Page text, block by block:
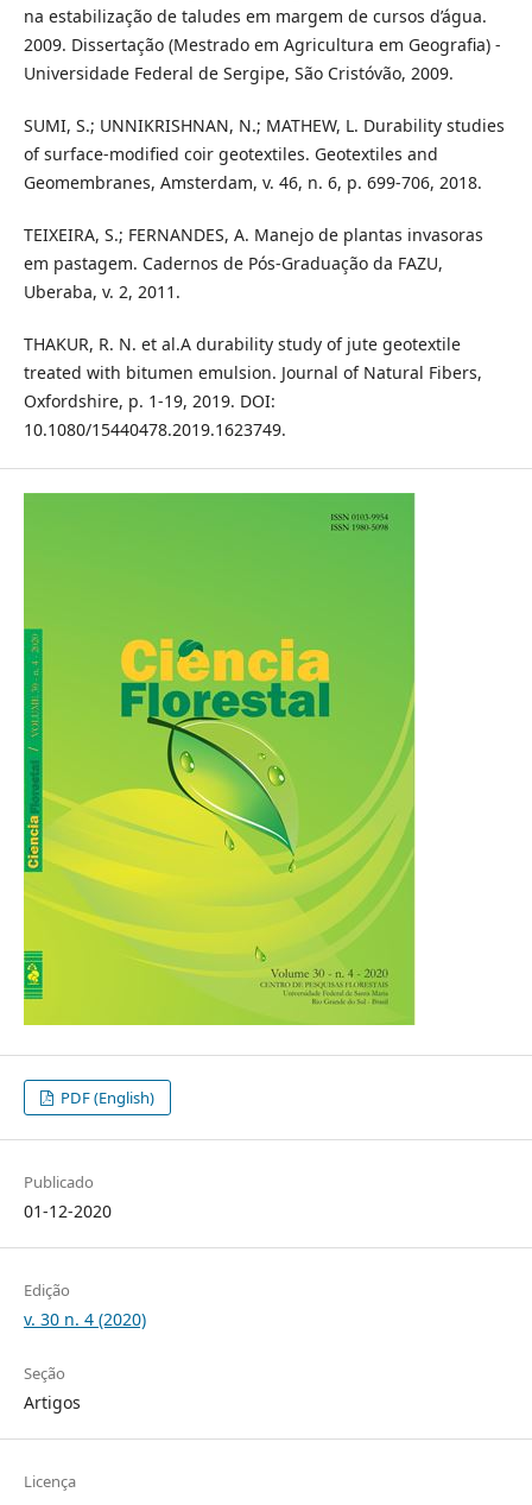
na estabilização de taludes em margem de cursos d’água.
2009. Dissertação (Mestrado em Agricultura em Geografia) -
Universidade Federal de Sergipe, São Cristóvão, 2009.
SUMI, S.; UNNIKRISHNAN, N.; MATHEW, L. Durability studies
of surface-modified coir geotextiles. Geotextiles and
Geomembranes, Amsterdam, v. 46, n. 6, p. 699-706, 2018.
TEIXEIRA, S.; FERNANDES, A. Manejo de plantas invasoras
em pastagem. Cadernos de Pós-Graduação da FAZU,
Uberaba, v. 2, 2011.
THAKUR, R. N. et al.A durability study of jute geotextile
treated with bitumen emulsion. Journal of Natural Fibers,
Oxfordshire, p. 1-19, 2019. DOI:
10.1080/15440478.2019.1623749.
PDF (English)
Publicado
01-12-2020
Edição
v. 30 n. 4 (2020)
Seção
Artigos
Licença